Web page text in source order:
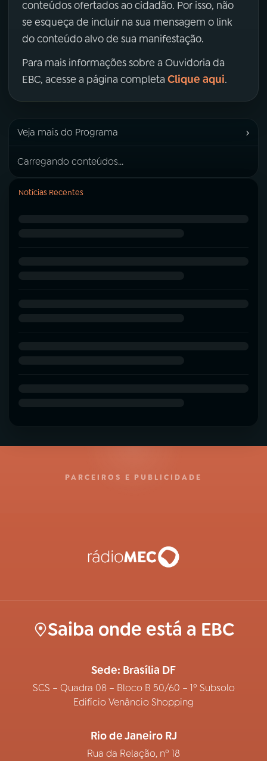
conteúdos ofertados ao cidadão. Por isso, não
se esqueça de incluir na sua mensagem o link
do conteúdo alvo de sua manifestação.
Para mais informações sobre a Ouvidoria da
EBC, acesse a página completa Clique aqui.
Veja mais do Programa ›
Carregando conteúdos...
Notícias Recentes
PARCEIROS E PUBLICIDADE
Saiba onde está a EBC
Sede: Brasília DF
SCS – Quadra 08 – Bloco B 50/60 – 1º Subsolo
Edifício Venâncio Shopping
Rio de Janeiro RJ
Rua da Relação, nº 18